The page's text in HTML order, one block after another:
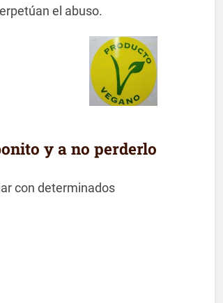
el abuso.
y a no perderlo
con determinados